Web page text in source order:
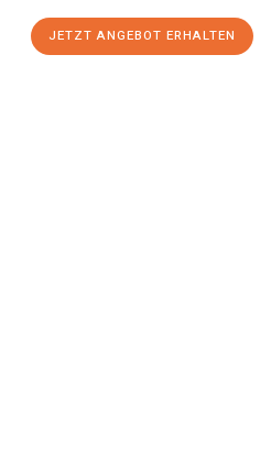
JETZT ANGEBOT ERHALTEN